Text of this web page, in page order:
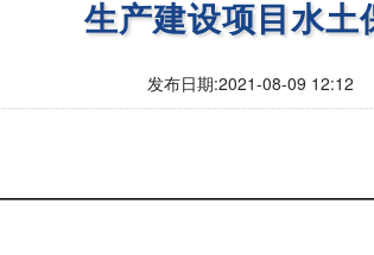
生产建设项目水土
发布日期:2021-08-09 12:12